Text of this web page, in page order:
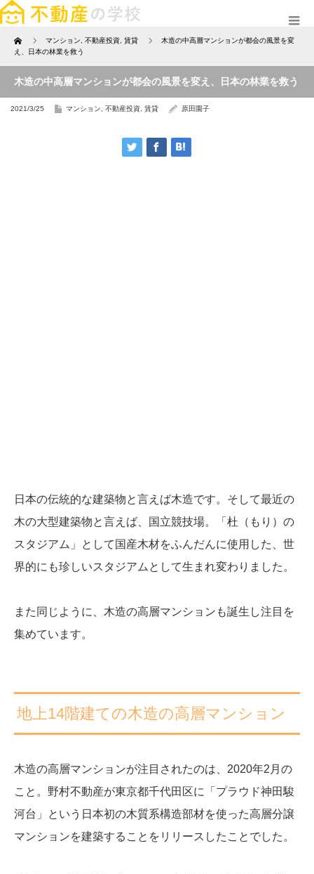
TOP マンション 不動産投資 賃貸
木造の中高層マンションが都会の風景を変
え、日本の林業を救う
木造の中高層マンションが都会の風景を変え、日本の林業を救う
2021/3/25 マンション 不動産投資 賃貸 原田園子
日本の伝統的な建築物と言えば木造です。そして最近の
木の大型建築物と言えば、国立競技場。「杜（もり）の
スタジアム」として国産木材をふんだんに使用した、世
界的にも珍しいスタジアムとして生まれ変わりました。
また同じように、木造の高層マンションも誕生し注目を
集めています。
地上14階建ての木造の高層マンション
木造の高層マンションが注目されたのは、2020年2月の
こと。野村不動産が東京都千代田区に「プラウド神田駿
河台」という日本初の木質系構造部材を使った高層分譲
マンションを建築することをリリースしたことでした。